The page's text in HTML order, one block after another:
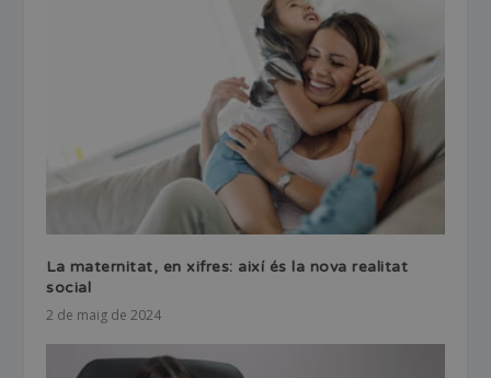
La maternitat, en xifres: així és la nova realitat
social
2 de maig de 2024